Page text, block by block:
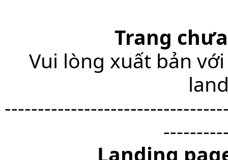
Trang
Vui lòng xuất bản
Landing